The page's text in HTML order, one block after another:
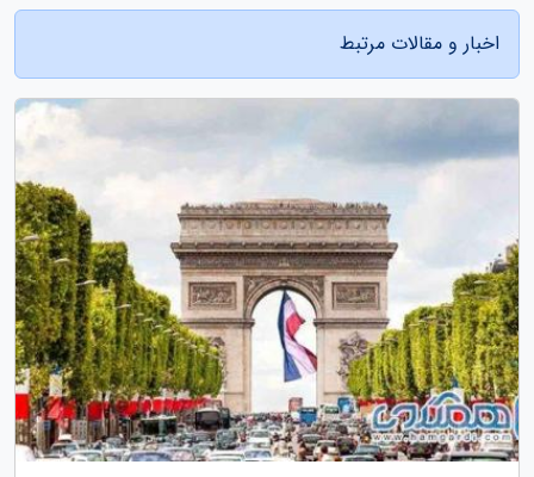
اخبار و مقالات مرتبط